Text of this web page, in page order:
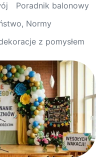
Poradnik balonowy
Normy
z pomysłem